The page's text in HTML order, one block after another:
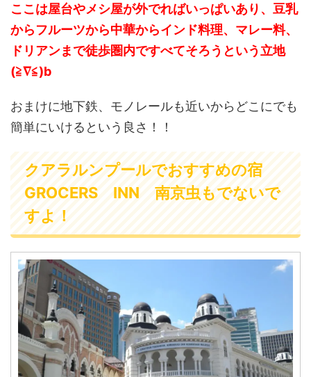
ここは屋台やメシ屋が外でればいっぱいあり、豆乳
からフルーツから中華からインド料理、マレー料、
ドリアンまで徒歩圏内ですべてそろうという立地
(≧∇≦)b
おまけに地下鉄、モノレールも近いからどこにでも
簡単にいけるという良さ！！
クアラルンプールでおすすめの宿
GROCERS INN 南京虫もでないで
すよ！